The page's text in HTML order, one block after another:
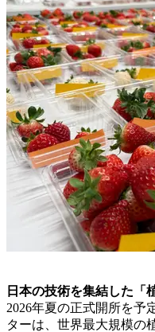
日本の技術を集結した「
2026年夏の正式開所を予
ターは、世界最大規模の